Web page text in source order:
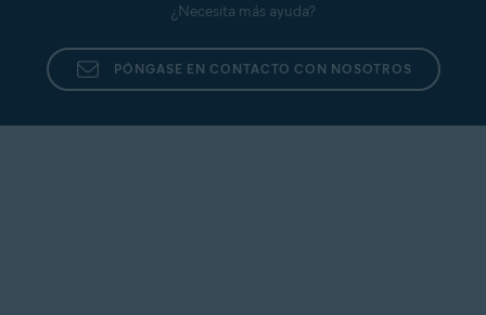
¿Necesita más ayuda?
PÓNGASE EN CONTACTO CON NOSOTROS